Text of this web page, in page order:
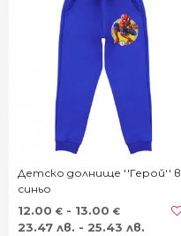
Детско долнище ''Герой'' в
синьо
12.00 € - 13.00 €
23.47 лв. - 25.43 лв.